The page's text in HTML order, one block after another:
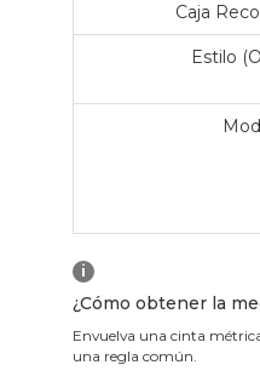
Caja
Estilo
i
¿Cómo obtener la
Envuelva una cinta
una regla común.